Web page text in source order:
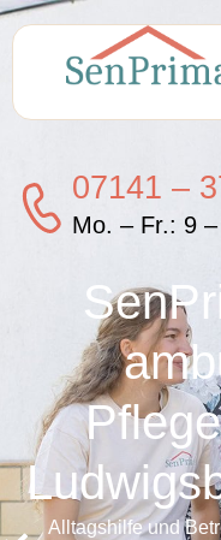
07141 –
Mo. – Fr.: 9
Alltagshilfe und